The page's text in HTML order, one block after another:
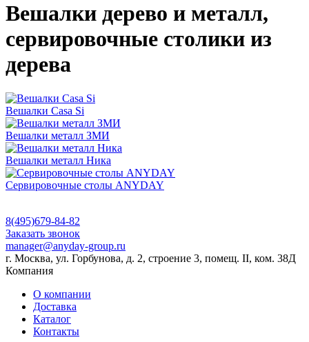
Вешалки дерево и металл,
сервировочные столики из
дерева
Вешалки Casa Si
Вешалки металл ЗМИ
Вешалки металл Ника
Сервировочные столы ANYDAY
8(495)679-84-82
Заказать звонок
manager@anyday-group.ru
г. Москва, ул. Горбунова, д. 2, строение 3, помещ. II, ком. 38Д
Компания
О компании
Доставка
Каталог
Контакты